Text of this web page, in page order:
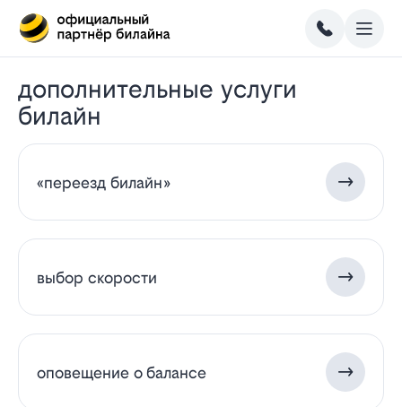
дополнительные услуги
билайн
«переезд билайн»
выбор скорости
оповещение о балансе